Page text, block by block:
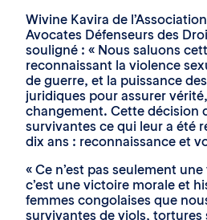
Wivine Kavira de
Avocates Défenseurs des
souligné : « Nous saluons
reconnaissant la violence
de guerre, et la puissance
juridiques pour assurer
changement. Cette décision
survivantes ce qui leur a été
dix ans : reconnaissance et
« Ce n’est pas seulement
c’est une victoire morale et
femmes congolaises que
survivantes de viols, tortures